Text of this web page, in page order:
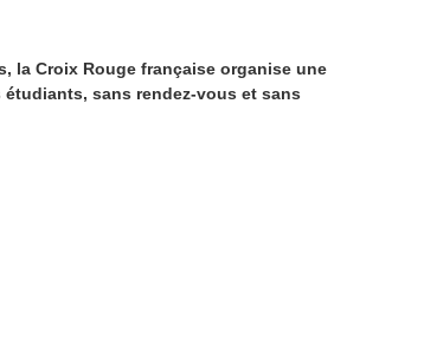
la Croix Rouge française organise une
sans rendez-vous et sans